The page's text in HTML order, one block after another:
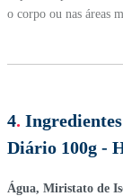
o corpo ou nas áreas
4.
Diário 100g -
Água, Miristato de